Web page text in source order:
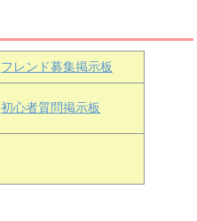
エマ・ヴェルデ
フレンド募集掲示板
初心者質問掲示板